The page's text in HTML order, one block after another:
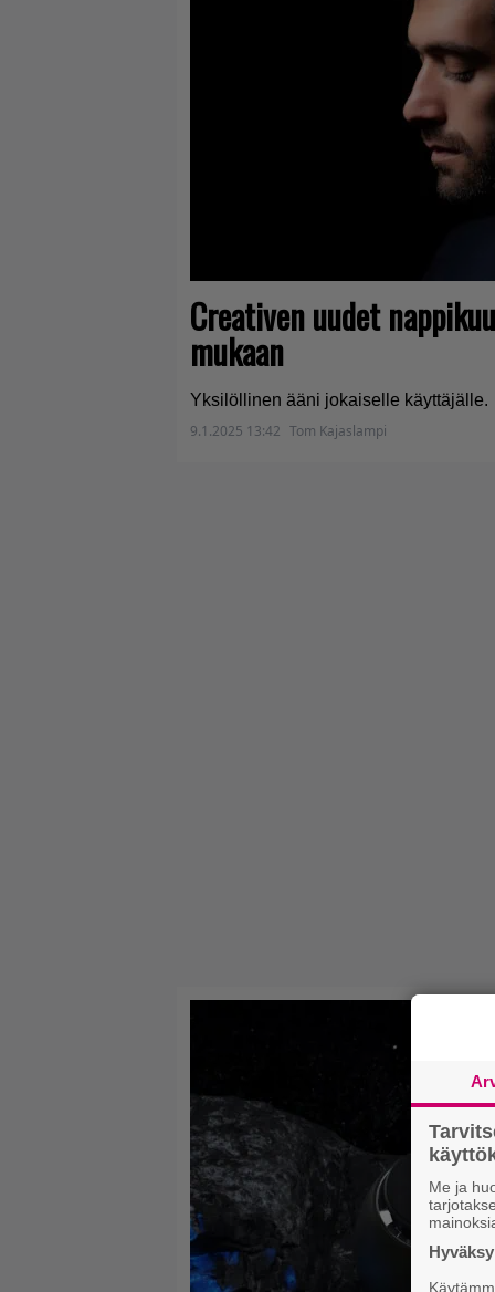
Creativen uudet
mukaan
Yksilöllinen ääni jokaiselle käyttäjälle.
9.1.2025 13:42 Tom Kajaslampi
Me ja